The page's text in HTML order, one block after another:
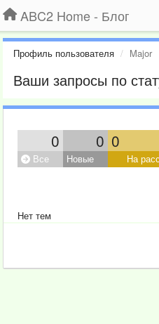
ABC2 Home - Блог
Профиль пользователя Major
Ваши запросы по
0 0 0
Все Новые На
Нет тем